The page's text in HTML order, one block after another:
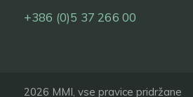
+386 (0)5 37 266 00
2026 MMI, vse pravice pridržane